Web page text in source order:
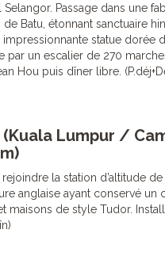
Selangor. Passage dans une
Batu, étonnant sanctuaire
statue dorée
par un escalier de 270
Hou puis dîner libre.
Lumpur /
la station d’altitude
anglaise ayant conservé un
maisons de style Tudor.